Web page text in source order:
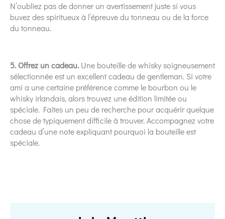
N’oubliez pas de donner un avertissement juste si vous
buvez des spiritueux à l’épreuve du tonneau ou de la force
du tonneau.
5. Offrez un cadeau. Une bouteille de whisky soigneusement
sélectionnée est un excellent cadeau de gentleman. Si votre
ami a une certaine préférence comme le bourbon ou le
whisky irlandais, alors trouvez une édition limitée ou
spéciale. Faites un peu de recherche pour acquérir quelque
chose de typiquement difficile à trouver. Accompagnez votre
cadeau d’une note expliquant pourquoi la bouteille est
spéciale.